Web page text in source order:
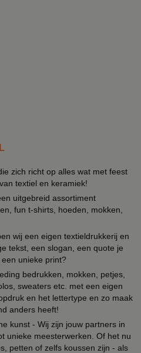
zich richt op alles wat met feest
textiel en keramiek!
uitgebreid assortiment
fun t-shirts, hoeden, mokken,
wij een eigen textieldrukkerij en
tekst, een slogan, een quote je
unieke print?
bedrukken, mokken, petjes,
sweaters etc. met een eigen
en het lettertype en zo maak
anders heeft!
kunst - Wij zijn jouw partners in
unieke meesterwerken. Of het nu
petten of zelfs koussen zijn - als